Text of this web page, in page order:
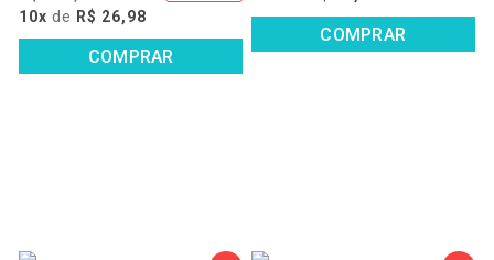
10x de R$ 26,98
COMPRAR
COMPRAR